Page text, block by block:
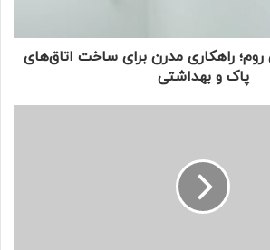
در کلان‌شهرها
روم؛ راهکاری مدرن برای ساخت اتاق‌های
پاک و بهداشتی